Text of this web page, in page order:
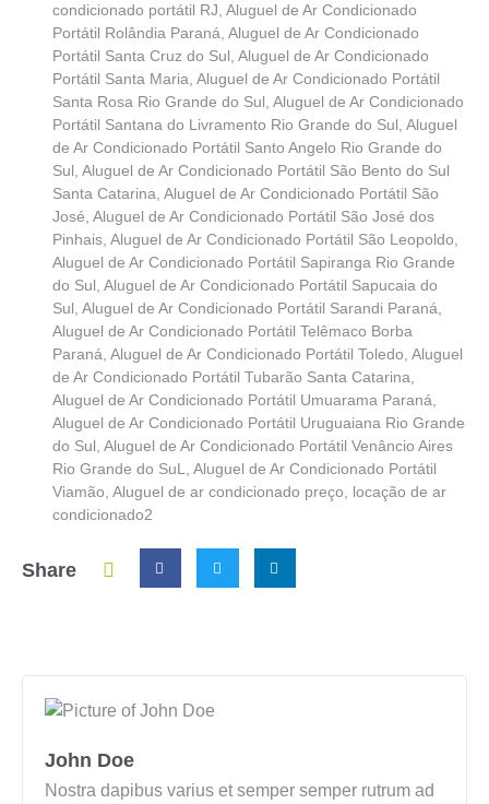
condicionado portátil RJ, Aluguel de Ar Condicionado
Portátil Rolândia Paraná, Aluguel de Ar Condicionado
Portátil Santa Cruz do Sul, Aluguel de Ar Condicionado
Portátil Santa Maria, Aluguel de Ar Condicionado Portátil
Santa Rosa Rio Grande do Sul, Aluguel de Ar Condicionado
Portátil Santana do Livramento Rio Grande do Sul, Aluguel
de Ar Condicionado Portátil Santo Angelo Rio Grande do
Sul, Aluguel de Ar Condicionado Portátil São Bento do Sul
Santa Catarina, Aluguel de Ar Condicionado Portátil São
José, Aluguel de Ar Condicionado Portátil São José dos
Pinhais, Aluguel de Ar Condicionado Portátil São Leopoldo,
Aluguel de Ar Condicionado Portátil Sapiranga Rio Grande
do Sul, Aluguel de Ar Condicionado Portátil Sapucaia do
Sul, Aluguel de Ar Condicionado Portátil Sarandi Paraná,
Aluguel de Ar Condicionado Portátil Telêmaco Borba
Paraná, Aluguel de Ar Condicionado Portátil Toledo, Aluguel
de Ar Condicionado Portátil Tubarão Santa Catarina,
Aluguel de Ar Condicionado Portátil Umuarama Paraná,
Aluguel de Ar Condicionado Portátil Uruguaiana Rio Grande
do Sul, Aluguel de Ar Condicionado Portátil Venâncio Aires
Rio Grande do SuL, Aluguel de Ar Condicionado Portátil
Viamão, Aluguel de ar condicionado preço, locação de ar
condicionado2
Share
John Doe
Nostra dapibus varius et semper semper rutrum ad